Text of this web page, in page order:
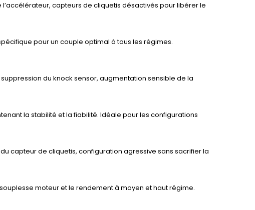
capteurs de cliquetis désactivés pour libérer le
pour un couple optimal à tous les régimes.
du knock sensor, augmentation sensible de la
la stabilité et la fiabilité. Idéale pour les configurations
capteur de cliquetis, configuration agressive sans sacrifier la
moteur et le rendement à moyen et haut régime.